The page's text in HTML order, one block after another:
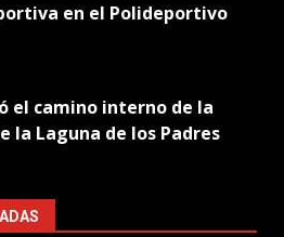
en el Polideportivo
el camino interno de la
la Laguna de los Padres